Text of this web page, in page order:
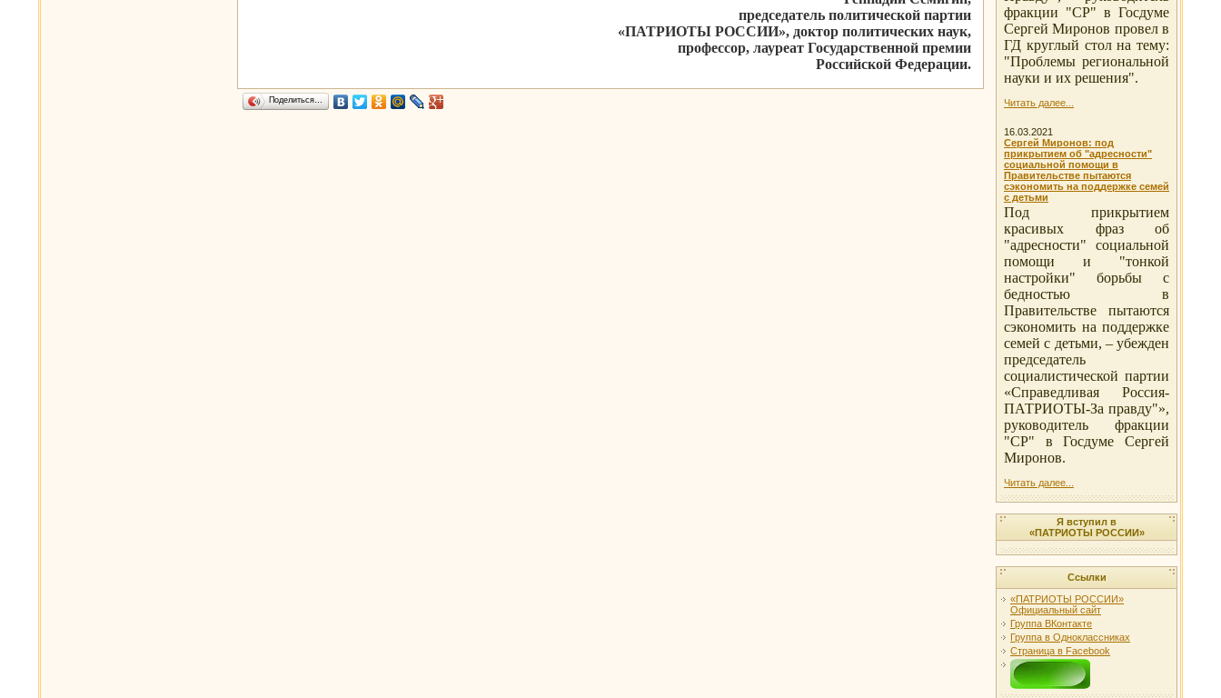
председатель политической партии
«ПАТРИОТЫ РОССИИ», доктор политических наук,
профессор, лауреат Государственной премии
Российской Федерации.
Поделиться…
фракции "СР" в Госдуме
Сергей Миронов провел в
ГД круглый стол на тему:
"Проблемы региональной
науки и их решения".
Читать далее...
16.03.2021
Сергей Миронов: под
прикрытием об "адресности"
социальной помощи в
Правительстве пытаются
сэкономить на поддержке семей
с детьми
Под прикрытием
красивых фраз об
"адресности" социальной
помощи и "тонкой
настройки" борьбы с
бедностью в
Правительстве пытаются
сэкономить на поддержке
семей с детьми, – убежден
председатель
социалистической партии
«Справедливая Россия-
ПАТРИОТЫ-За правду"»,
руководитель фракции
"СР" в Госдуме Сергей
Миронов.
Читать далее...
Я вступил в
«ПАТРИОТЫ РОССИИ»
Ссылки
«ПАТРИОТЫ РОССИИ»
Официальный сайт
Группа ВКонтакте
Группа в Одноклассниках
Страница в Facebook